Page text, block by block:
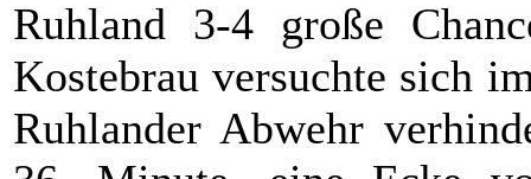
Ruhland 3-4 große
Kostebrau versuchte sich
Ruhlander Abwehr